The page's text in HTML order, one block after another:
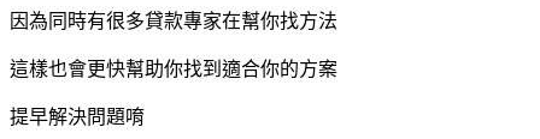
因為同時有很多貸款專家在幫你找方法
這樣也會更快幫助你找到適合你的方案
提早解決問題唷